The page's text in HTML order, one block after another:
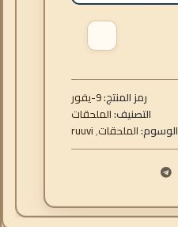
رمز المنتج:روفي-9
التصنيف:الملحقات
الوسوم:الملحقات,
ruuvi